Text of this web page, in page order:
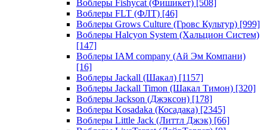
Воблеры Fishycat (Фишикет) [508]
Воблеры FLT (ФЛТ) [46]
Воблеры Grows Culture (Гровс Культур) [999]
Воблеры Halcyon System (Хальцион Систем)
[147]
Воблеры IAM company (Ай Эм Компани)
[16]
Воблеры Jackall (Шакал) [1157]
Воблеры Jackall Timon (Шакал Тимон) [320]
Воблеры Jackson (Джэксон) [178]
Воблеры Kosadaka (Косадака) [2345]
Воблеры Little Jack (Литтл Джэк) [66]